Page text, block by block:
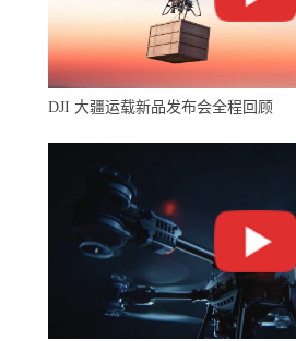
飞控的核心技术，Z事业部主要有
和两种服务，产品分别是适用于
统Finix3000和MQ-300大型无人机
人直升机无人化改造服务和行业应
展会开展的第一天，记者特地去
看，他们的展位就设在展馆门口。
套空中无人化系统解决方案。
DJI 大疆运载新品发布会全程回顾